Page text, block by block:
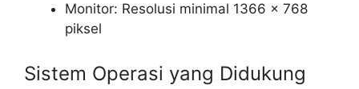
Monitor: Resolusi minimal 1366 x 768
piksel
Sistem Operasi yang Didukung